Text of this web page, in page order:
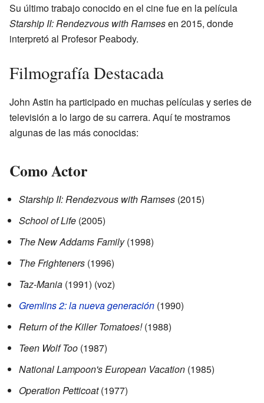
Su último trabajo conocido en el cine fue en la película
Starship II: Rendezvous with Ramsesen 2015, donde
interpretó al Profesor Peabody.
Filmografía Destacada
John Astin ha participado en muchas películas y series de
televisión a lo largo de su carrera. Aquí te mostramos
algunas de las más conocidas:
Como Actor
Starship II: Rendezvous with Ramses (2015)
School of Life (2005)
The New Addams Family(1998)
The Frighteners (1996)
Taz-Mania (1991) (voz)
Gremlins 2: la nueva generación (1990)
Return of the Killer Tomatoes!(1988)
Teen Wolf Too (1987)
National Lampoon's European Vacation (1985)
Operation Petticoat(1977)